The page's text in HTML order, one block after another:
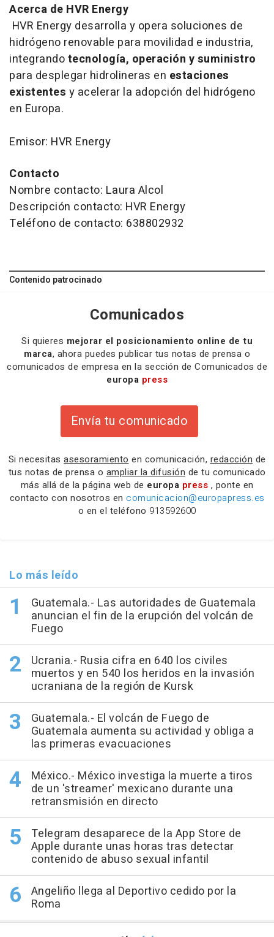
Acerca de HVR Energy
HVR Energy desarrolla y opera soluciones de
hidrógeno renovable para movilidad e industria,
integrandotecnología, operación y suministro
para desplegar hidrolineras en estaciones
existentes y acelerar la adopción del hidrógeno
en Europa.
Emisor: HVR Energy
Contacto
Nombre contacto: Laura Alcol
Descripción contacto: HVR Energy
Teléfono de contacto: 638802932
Contenido patrocinado
Comunicados
Si quieres mejorar el posicionamiento online de tu
marca, ahora puedes publicar tus notas de prensa o
comunicados de empresa en la sección de Comunicados de
europa press
Envía tu comunicado
Si necesitas asesoramiento en comunicación, redacción de
tus notas de prensa o ampliar la difusión de tu comunicado
más allá de la página web de europa press , ponte en
contacto con nosotros en comunicacion@europapress.es
o en el teléfono 913592600
Lo más leído
Guatemala.- Las autoridades de Guatemala
anuncian el fin de la erupción del volcán de
Fuego
Ucrania.- Rusia cifra en 640 los civiles
muertos y en 540 los heridos en la invasión
ucraniana de la región de Kursk
Guatemala.- El volcán de Fuego de
Guatemala aumenta su actividad y obliga a
las primeras evacuaciones
México.- México investiga la muerte a tiros
de un 'streamer' mexicano durante una
retransmisión en directo
Telegram desaparece de la App Store de
Apple durante unas horas tras detectar
contenido de abuso sexual infantil
Angeliño llega al Deportivo cedido por la
Roma